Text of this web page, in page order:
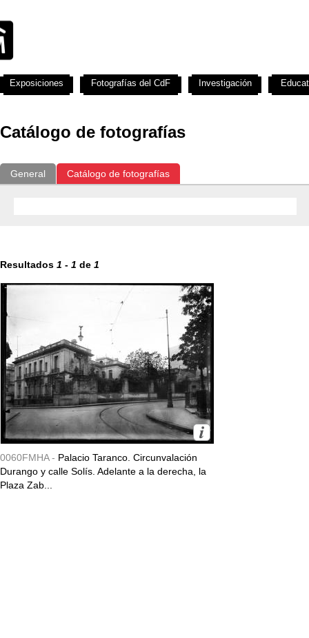
Catálogo de fotografías
General Catálogo de fotografías
Resultados 1 - 1 de 1
0060FMHA - Palacio Taranco. Circunvalación
Durango y calle Solís. Adelante a la derecha, la
Plaza Zab...
Exposiciones Fotografías del CdF Investigación